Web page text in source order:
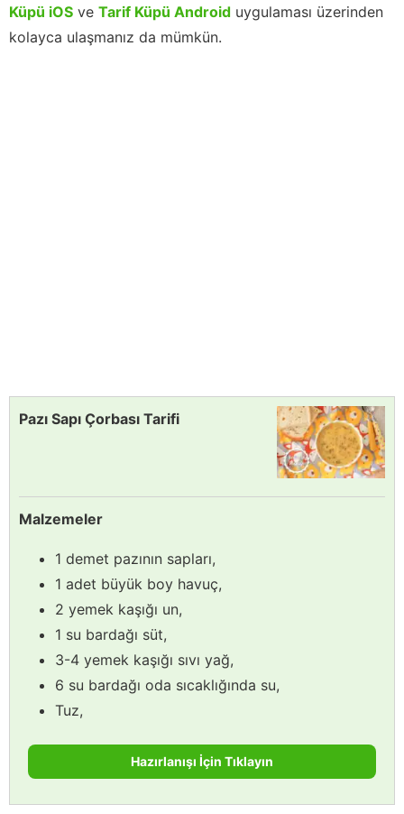
Küpü iOS ve Tarif Küpü Android uygulaması üzerinden
kolayca ulaşmanız da mümkün.
Pazı Sapı Çorbası Tarifi
Malzemeler
1 demet pazının sapları,
1 adet büyük boy havuç,
2 yemek kaşığı un,
1 su bardağı süt,
3-4 yemek kaşığı sıvı yağ,
6 su bardağı oda sıcaklığında su,
Tuz,
Hazırlanışı İçin Tıklayın